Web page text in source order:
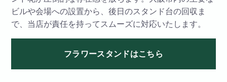
ビルや会場への設置から、後日のスタンド台の回収ま
で、当店が責任を持ってスムーズに対応いたします。
フラワースタンドはこちら